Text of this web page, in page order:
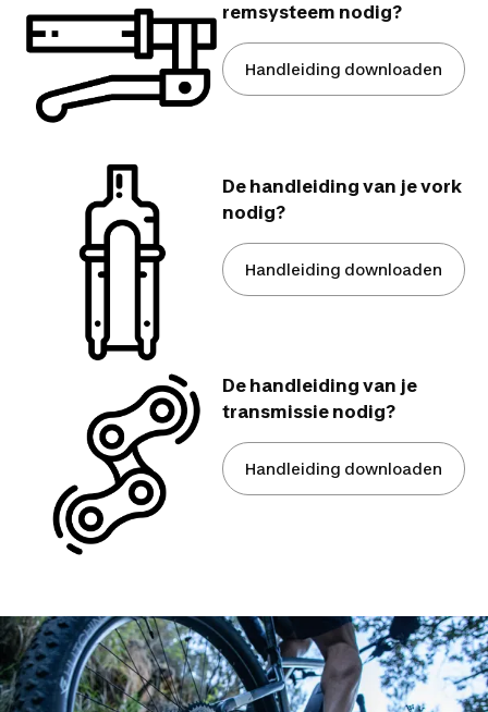
remsysteem nodig?
Handleiding downloaden
De handleiding van je vork
nodig?
Handleiding downloaden
De handleiding van je
transmissie nodig?
Handleiding downloaden